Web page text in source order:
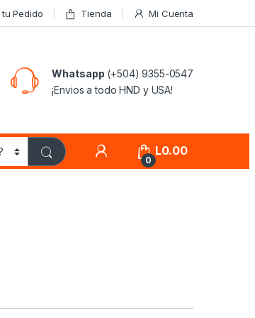
Pedido Tienda Mi Cuenta
Whatsapp (+504) 9355-0547
¡Envios a todo HND y USA!
0
L0.00